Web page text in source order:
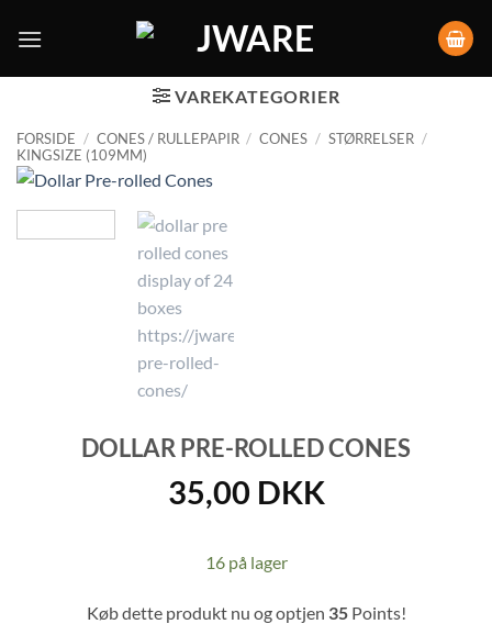
VAREKATEGORIER
FORSIDE / CONES / RULLEPAPIR / CONES / STØRRELSER /
KINGSIZE (109MM)
DOLLAR PRE-ROLLED CONES
35,00 DKK
16 på lager
Køb dette produkt nu og optjen 35Points!